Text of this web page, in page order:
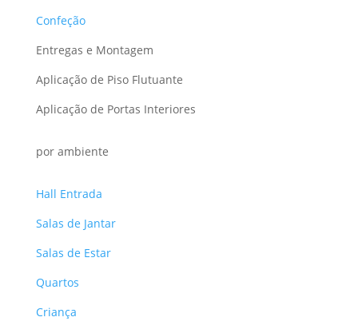
Confeção
Entregas e Montagem
Aplicação de Piso Flutuante
Aplicação de Portas Interiores
por ambiente
Hall Entrada
Salas de Jantar
Salas de Estar
Quartos
Criança